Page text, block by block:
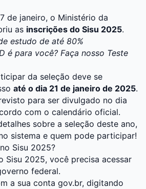
de janeiro, o Ministério da
as inscrições do Sisu 2025.
estudo de até 80%
é para você? Faça nosso Teste
da seleção deve se
até o dia 21 de janeiro de 2025.
para ser divulgado no dia
com o calendário oficial.
sobre a seleção deste ano,
sistema e quem pode participar!
Sisu 2025?
Sisu 2025, você precisa acessar
federal.
a sua conta gov.br, digitando